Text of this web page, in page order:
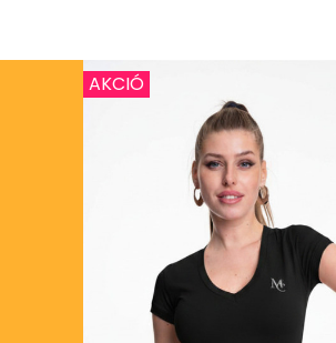
AKCIÓ